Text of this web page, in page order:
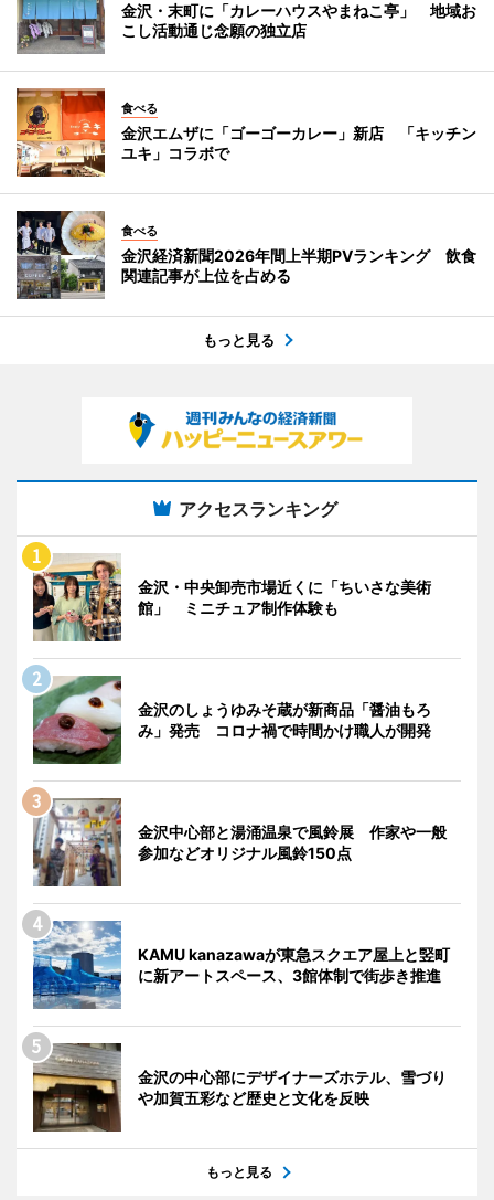
金沢・末町に「カレーハウスやまねこ亭」 地域お
こし活動通じ念願の独立店
食べる
金沢エムザに「ゴーゴーカレー」新店 「キッチン
ユキ」コラボで
食べる
金沢経済新聞2026年間上半期PVランキング 飲食
関連記事が上位を占める
もっと見る
アクセスランキング
金沢・中央卸売市場近くに「ちいさな美術
館」 ミニチュア制作体験も
金沢のしょうゆみそ蔵が新商品「醤油もろ
み」発売 コロナ禍で時間かけ職人が開発
金沢中心部と湯涌温泉で風鈴展 作家や一般
参加などオリジナル風鈴150点
KAMU kanazawaが東急スクエア屋上と竪町
に新アートスペース、3館体制で街歩き推進
金沢の中心部にデザイナーズホテル、雪づり
や加賀五彩など歴史と文化を反映
もっと見る